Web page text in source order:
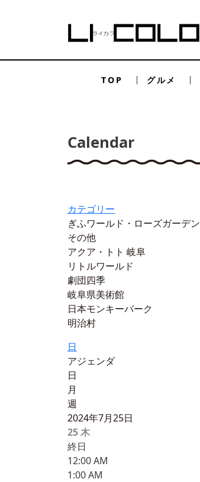
TOP グルメ
Calendar
カテゴリー
ぎふワールド・ローズガーデン
その他
アクア・トト 岐阜
リトルワールド
劇団四季
岐阜県美術館
日本モンキーパーク
明治村
日
アジェンダ
日
月
週
2024年7月25日
25木
終日
12:00 AM
1:00 AM